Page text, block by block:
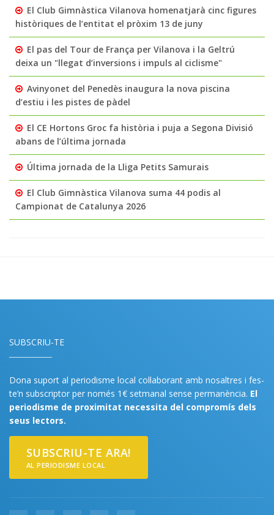
El Club Gimnàstica Vilanova homenatjarà cinc figures
històriques de l’entitat el pròxim 13 de juny
El pas del Tour de França per Vilanova i la Geltrú
deixa un "llegat d’inversions i impuls al ciclisme"
Avinyonet del Penedès inaugura la nova piscina
d’estiu i les pistes de pàdel
El CE Hortons Groc fa història i puja a Segona Divisió
abans de l’última jornada
Última jornada de la Lliga Petits Samurais
El Club Gimnàstica Vilanova suma 44 podis al
Campionat de Catalunya 2026
SUBSCRIU-TE
Dona suport al periodisme local col·laborant amb nosaltres i fes-
te’n subscriptor per només 1€ setmanal sense permanència. El
periodisme de proximitat necessita del compromís dels
seus lectors.
SUBSCRIU-TE ARA!
AL PERIODISME LOCAL